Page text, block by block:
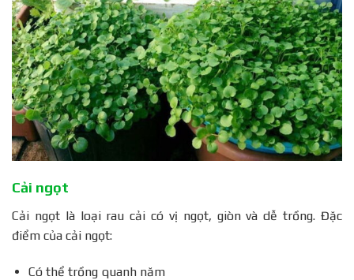
Cải ngọt
Cải ngọt là loại rau cải có vị ngọt, giòn và dễ trồng. Đặc
điểm của cải ngọt:
Có thể trồng quanh năm